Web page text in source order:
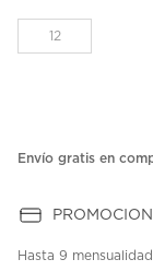
12
Envío gratis en
Hasta 9